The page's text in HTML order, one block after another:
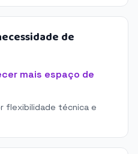
de
mais espaço de
flexibilidade técnica e